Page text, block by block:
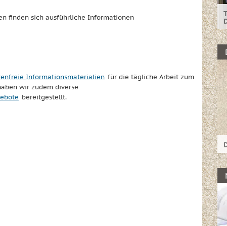
finden sich ausführliche Informationen
Informationsmaterialien für die tägliche Arbeit zum
wir zudem diverse
bereitgestellt.